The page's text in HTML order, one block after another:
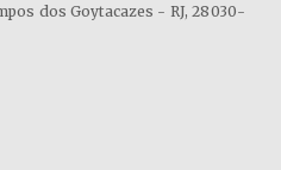
dos Goytacazes - RJ, 28030-